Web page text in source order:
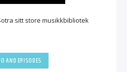
sitt store musikkbibliotek
AND EPISODES